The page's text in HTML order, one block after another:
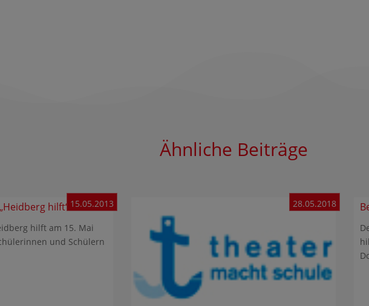
Ähnliche Beiträge
hilft“ 15.05.2013
hilft am 15. Mai
und Schülern
28.05.2018